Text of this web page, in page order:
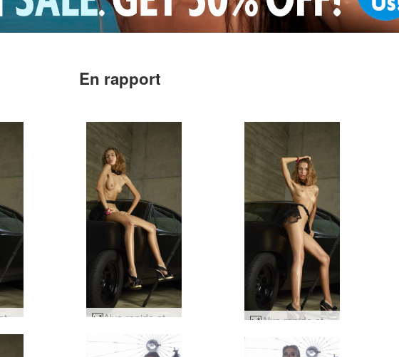
En rapport
Alya rapide et furieuse par Alya #67 Alya rapide et furieuse par Alya #79 Alya rapide et furieuse par Alya #95